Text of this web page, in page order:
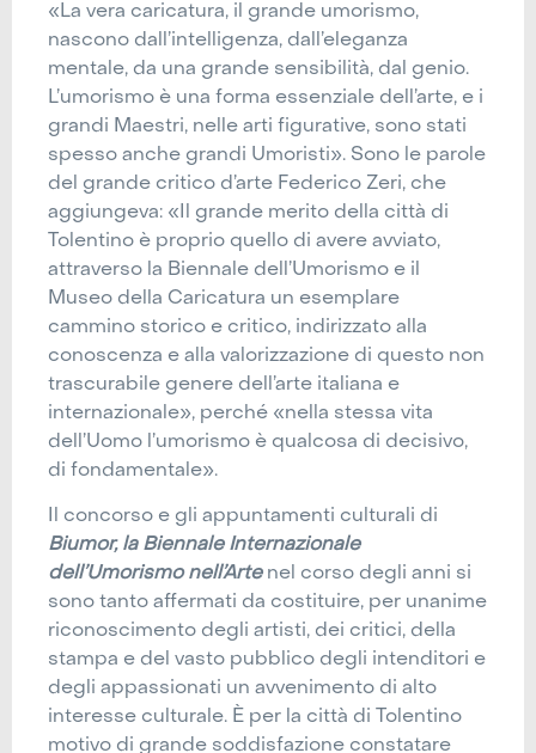
«La vera caricatura, il grande umorismo,
nascono dall’intelligenza, dall’eleganza
mentale, da una grande sensibilità, dal genio.
L’umorismo è una forma essenziale dell’arte, e i
grandi Maestri, nelle arti figurative, sono stati
spesso anche grandi Umoristi». Sono le parole
del grande critico d’arte Federico Zeri, che
aggiungeva: «Il grande merito della città di
Tolentino è proprio quello di avere avviato,
attraverso la Biennale dell’Umorismo e il
Museo della Caricatura un esemplare
cammino storico e critico, indirizzato alla
conoscenza e alla valorizzazione di questo non
trascurabile genere dell’arte italiana e
internazionale», perché «nella stessa vita
dell’Uomo l’umorismo è qualcosa di decisivo,
di fondamentale».
Il concorso e gli appuntamenti culturali di
Biumor, la Biennale Internazionale
dell’Umorismo nell’Artenel corso degli anni si
sono tanto affermati da costituire, per unanime
riconoscimento degli artisti, dei critici, della
stampa e del vasto pubblico degli intenditori e
degli appassionati un avvenimento di alto
interesse culturale. È per la città di Tolentino
motivo di grande soddisfazione constatare